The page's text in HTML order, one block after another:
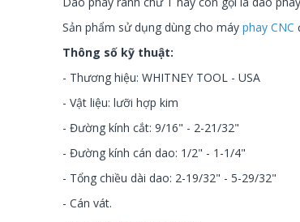
Sản phẩm sử dụng dùng cho máy phay CNC
Thông số kỹ thuật:
- Thương hiệu: WHITNEY TOOL - USA
- Vật liệu: lưỡi hợp kim
- Đường kính cắt: 9/16" - 2-21/32"
- Đường kính cán dao: 1/2" - 1-1/4"
- Tổng chiều dài dao: 2-19/32" - 5-29/32"
- Cán vát.